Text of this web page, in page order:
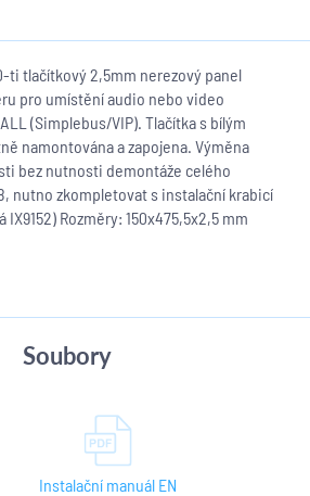
ti tlačítkový 2,5mm nerezový panel
pro umístění audio nebo video
(Simplebus/VIP). Tlačítka s bílým
namontována a zapojena. Výměna
bez nutnosti demontáže celého
nutno zkompletovat s instalační krabicí
Rozměry: 150x475,5x2,5 mm
Soubory
Instalační manuál EN